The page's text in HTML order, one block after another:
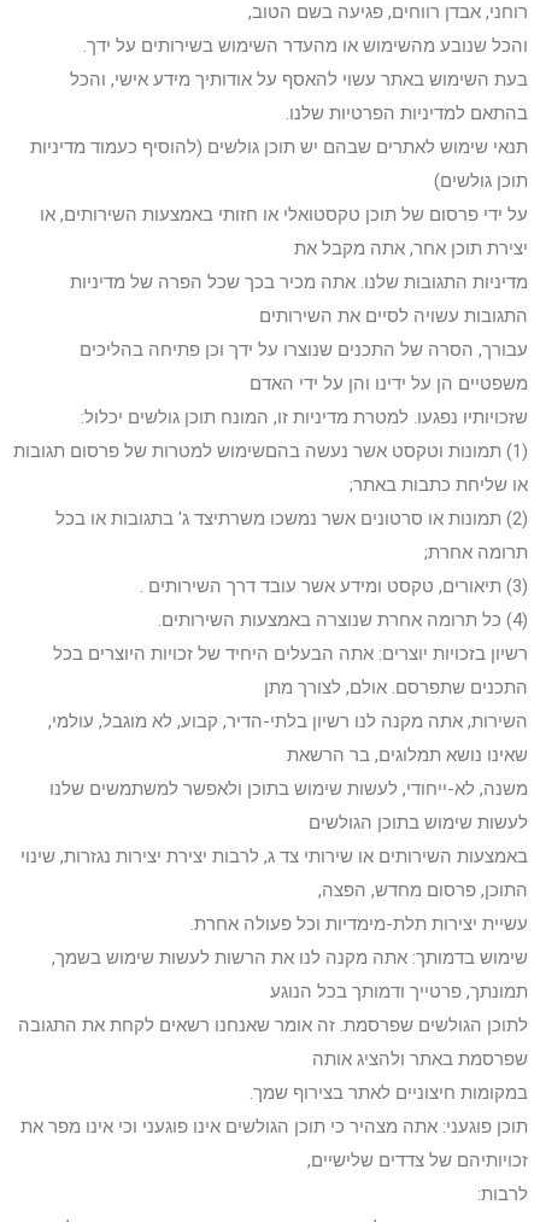
רוחני, אבדן רווחים, פגיעה בשם הטוב,
והכל שנובע מהשימוש או מהעדר השימוש בשירותים על ידך.
בעת השימוש באתר עשוי להאסף על אודותיך מידע אישי, והכל
בהתאם למדיניות הפרטיות שלנו.
תנאי שימוש לאתרים שבהם יש תוכן גולשים (להוסיף כעמוד מדיניות
תוכן גולשים)
על ידי פרסום של תוכן טקסטואלי או חזותי באמצעות השירותים, או
יצירת תוכן אחר, אתה מקבל את
מדיניות התגובות שלנו. אתה מכיר בכך שכל הפרה של מדיניות
התגובות עשויה לסיים את השירותים
עבורך, הסרה של התכנים שנוצרו על ידך וכן פתיחה בהליכים
משפטיים הן על ידינו והן על ידי האדם
שזכויותיו נפגעו. למטרת מדיניות זו, המונח תוכן גולשים יכלול:
(1) תמונות וטקסט אשר נעשה בהםשימוש למטרות של פרסום תגובות
או שליחת כתבות באתר;
(2) תמונות או סרטונים אשר נמשכו משרתיצד ג' בתגובות או בכל
תרומה אחרת;
(3) תיאורים, טקסט ומידע אשר עובד דרך השירותים .
(4) כל תרומה אחרת שנוצרה באמצעות השירותים.
רשיון בזכויות יוצרים: אתה הבעלים היחיד של זכויות היוצרים בכל
התכנים שתפרסם. אולם, לצורך מתן
השירות, אתה מקנה לנו רשיון בלתי-הדיר, קבוע, לא מוגבל, עולמי,
שאינו נושא תמלוגים, בר הרשאת
משנה, לא-ייחודי, לעשות שימוש בתוכן ולאפשר למשתמשים שלנו
לעשות שימוש בתוכן הגולשים
באמצעות השירותים או שירותי צד ג, לרבות יצירת יצירות נגזרות, שינוי
התוכן, פרסום מחדש, הפצה,
עשיית יצירות תלת-מימדיות וכל פעולה אחרת.
שימוש בדמותך: אתה מקנה לנו את הרשות לעשות שימוש בשמך,
תמונתך, פרטייך ודמותך בכל הנוגע
לתוכן הגולשים שפרסמת. זה אומר שאנחנו רשאים לקחת את התגובה
שפרסמת באתר ולהציג אותה
במקומות חיצוניים לאתר בצירוף שמך.
תוכן פוגעני: אתה מצהיר כי תוכן הגולשים אינו פוגעני וכי אינו מפר את
זכויותיהם של צדדים שלישיים,
לרבות: